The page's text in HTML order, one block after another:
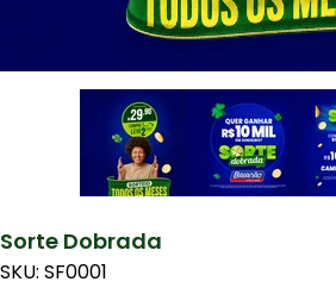
Sorte Dobrada
SKU: SF0001